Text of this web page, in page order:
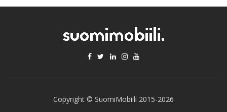
Copyright © SuomiMobiili 2015-2026